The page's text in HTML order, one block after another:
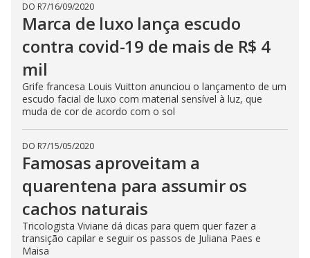
DO R7/16/09/2020
Marca de luxo lança escudo
contra covid-19 de mais de R$ 4
mil
Grife francesa Louis Vuitton anunciou o lançamento de um
escudo facial de luxo com material sensível à luz, que
muda de cor de acordo com o sol
DO R7/15/05/2020
Famosas aproveitam a
quarentena para assumir os
cachos naturais
Tricologista Viviane dá dicas para quem quer fazer a
transição capilar e seguir os passos de Juliana Paes e
Maisa